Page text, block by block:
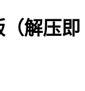
（解压即